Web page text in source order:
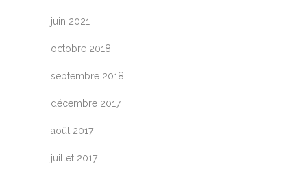
juin 2021
octobre 2018
septembre 2018
décembre 2017
août 2017
juillet 2017